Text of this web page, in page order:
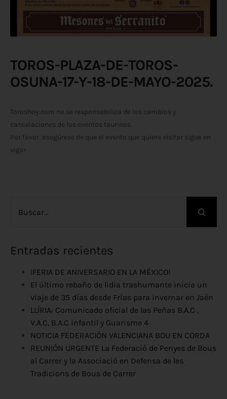
TOROS-PLAZA-DE-TOROS-
OSUNA-17-Y-18-DE-MAYO-2025.
Toroshoy.com no se responsabiliza de los cambios y
cancelaciones de los eventos taurinos.
Por favor, asegúrese de que el evento que quiere visitar sigue en
vigor.
Entradas recientes
¡FERIA DE ANIVERSARIO EN LA MÉXICO!
El último rebaño de lidia trashumante inicia un
viaje de 35 días desde Frías para invernar en Jaén
LLÍRIA: Comunicado oficial de las Peñas B.A.C ,
V.A.C, B.A.C infantil y Guarisme 4
NOTICIA FEDERACIÓN VALENCIANA BOU EN CORDA
REUNIÓN URGENTE La Federació de Penyes de Bous
al Carrer y la Associació en Defensa de les
Tradicions de Bous de Carrer